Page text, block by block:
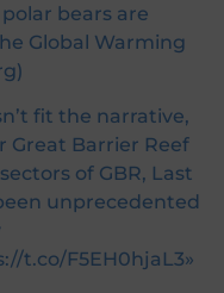
bears are
Global Warming
fit the narrative,
Great Barrier Reef
of GBR, Last
unprecedented
t.co/F5EH0hjaL3»